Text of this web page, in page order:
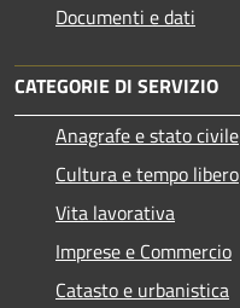
Documenti e dati
CATEGORIE DI SERVIZIO
Anagrafe e stato civile
Cultura e tempo libero
Vita lavorativa
Imprese e Commercio
Catasto e urbanistica